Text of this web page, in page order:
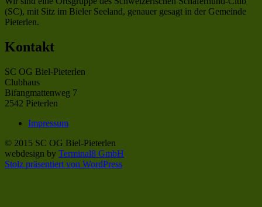
(SC), mit Sitz im Bieler Seeland, genauer gesagt in der Gemeinde
Pieterlen.
Kontakt
SC OG Biel-Pieterlen
Clubhaus
Bifangmattenweg 7
2542 Pieterlen
Impressum
© 2015 SC OG Biel-Pieterlen
webdesign by Terminal8 GmbH
Stolz präsentiert von WordPress